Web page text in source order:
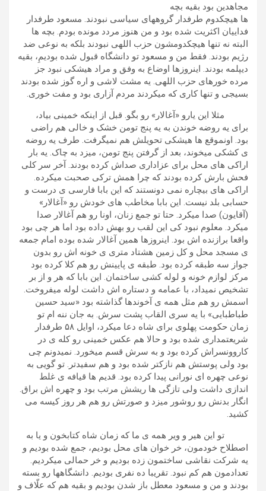
مجاهدین بود بقیه بچه
ها هیچکدوم طرفدار گروههای سیاسی نبودند. مسعود طرفدار
فداییان اکثریت شده بود و من هنوز مردد مونده بودم. بچه ها
البته نه تنها هیچکدومشون حزب اللهی نبودند بلکه به نوعی ضد
رژیم بودند. فقط من و مسعود تو دانشگاه قبول شده بودیمِ، بقیه
دیپلمه بودند. اینروزها اوضاع به وفق و مراد هیشکی نبود جز
مرده خورهای حزب اللهی. یه مشت لاشی و اره گوز شده بودند
بسیجی و تنها کاری که میکردند مردم آزاری بود و مفت خوری.
مثلا این یارو «آغالار» رو بگو. قبل از اینکه خمینی بیاد،
برای یه روضه خوندن به یه پنج تومن خشک و خالی هم راضی
بود. اونموقع ها هیشکی تحویلش هم نمیگرفت. طرف یه روضه
ی کشکی میخوند، بعد از گرفتن پنج تومن، میزد به چاک. یه بار
اراکی های محل برای عزاداری صداش کرده بودند. آخر سر کلی
فحش بارش کرده بودند که چرا همش ترکی صحبت میکرده.
اراکی های بیچاره نمی دونستند که این بابا فارسی ی درست و
حسابی بلد نیست. این بابا مخاطب های خودش رو «آغالار»
(آقایون) صدا میکرد. حتا تو جمع زنان، اونا رو هم آغالار صدا
میکرد. معلوم نبود کی این لقب رو بهش داده بود اما هر چی بود
واقعا برازنده اش بود. اینروزها همین آغالار شده بوده امام جمعه
ی مسجد محل و کل زمین هشتاد متری ی خونه اش رو بدون
جواز سه طبقه کرده بود. طبقه ی پایینش رو هم کلا کرده بود
مرکز لوازم خونه و لوله کشی ساختمان. این بابا که هر و از بر
تشخیص نمیداد، با عمامه و دستاره اش داشت لوله میفروخت.
اسمش رو هم مثل همه ی آخوندها گذاشته بود «سید حسین
طباطبایی» با یه سری القاب پشت سرش. به جان ننه ام تو
زمان حکومت پهلوی برای شاه دعا میکرد، اوایل ۵۸ طرفدار
شریعتمداری شده بود و حالا هم عکس خمینی رو کله ی در
کاروونسراش کرده بود و به سرش قسم میخورد. نمیدونم چی
بود ولی پوستش هم نازکتر شده بود و هم سفیدتر. تو گویی به
نوعی چهره ای نورانی پیدا کرده بود. قدیم ها قیافه ی غلط
اندازی داشت ولی تازگی ها ریشش مرتب بود و چهره اش براق.
انگار بدنش رو روشور میزد و صورتش رو هم هر روز کیسه می
کشید.
تو این هیر و ویر همه ی ما که زمان شاه کتابخون و یا به
اصطلاح خودمون، خر خوان های محل بودیم، جمع شده بودیم و
یه شرکت نقاشی ساختمون زده بودیم و خر حمالی میکردیم.
تعدادمون هم کم نبود. تقریبا ده نفری بودیم. دانشگاهها رو بسته
بودند و من و مسعود معطل باز شدن بودیم و بقیه هم که علّاف و